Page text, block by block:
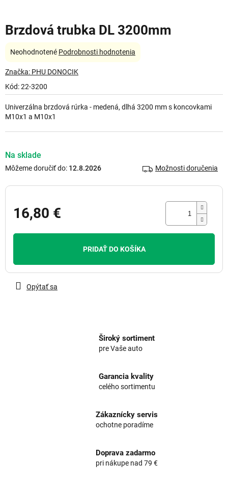
Brzdová trubka DL 3200mm
Kód:22-3200
Na sklade
Môžeme doručiť do: 12.8.2026 Možnosti doručenia
16,80 €
PRIDAŤ DO KOŠÍKA
Univerzálna brzdová rúrka - medená, dlhá 3200 mm s koncovkami
M10x1 a M10x1
Opýtať sa
Priemerné
produktu
0,0
5
hviezdičiek.
Neohodnotené Podrobnosti hodnotenia
Značka: PHU DONOCIK
Široký sortiment
pre Vaše auto
Garancia kvality
celého sortimentu
Zákaznícky servis
ochotne poradíme
Doprava zadarmo
pri nákupe nad 79 €